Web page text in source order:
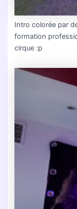
Intro colorée par
formation
cirque :p